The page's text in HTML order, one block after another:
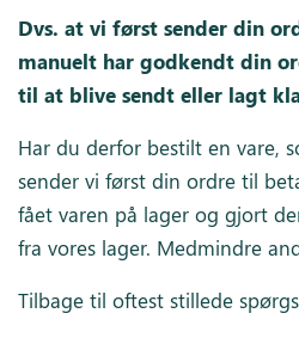
Dvs. at vi først sender din
manuelt har godkendt din
til at blive sendt eller lagt
Har du derfor bestilt en vare,
sender vi først din ordre til
fået varen på lager og gjort
fra vores lager. Medmindre
Tilbage til oftest stillede
Tilbehør
Inspiration
Køb gavekort
Galleri